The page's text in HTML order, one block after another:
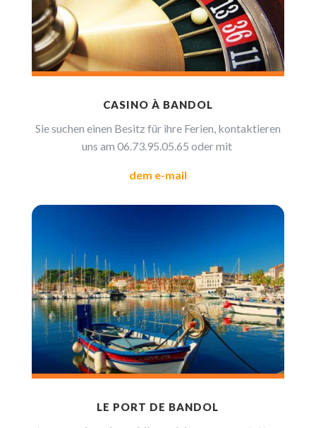
CASINO À BANDOL
Sie suchen einen Besitz für ihre Ferien, kontaktieren
uns am 06.73.95.05.65 oder mit
dem e-mail
LE PORT DE BANDOL